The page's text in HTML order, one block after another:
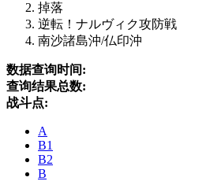
掉落
逆転！ナルヴィク攻防戦
南沙諸島沖/仏印沖
数据查询时间:
查询结果总数:
战斗点:
A
B1
B2
B